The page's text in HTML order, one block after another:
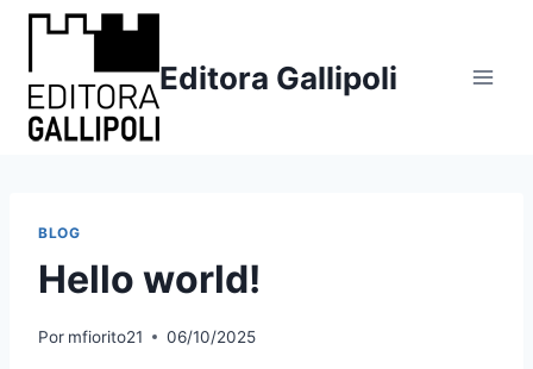
Editora Gallipoli
BLOG
Hello world!
Por mfiorito21 06/10/2025